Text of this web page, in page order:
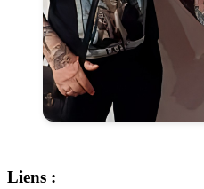
Liens :